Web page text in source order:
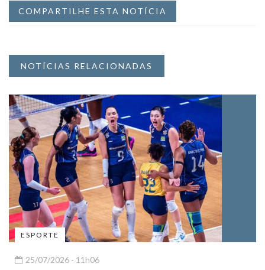
COMPARTILHE ESTA NOTÍCIA
NOTÍCIAS RELACIONADAS
ESPORTE
25/07/2026 - 11h06